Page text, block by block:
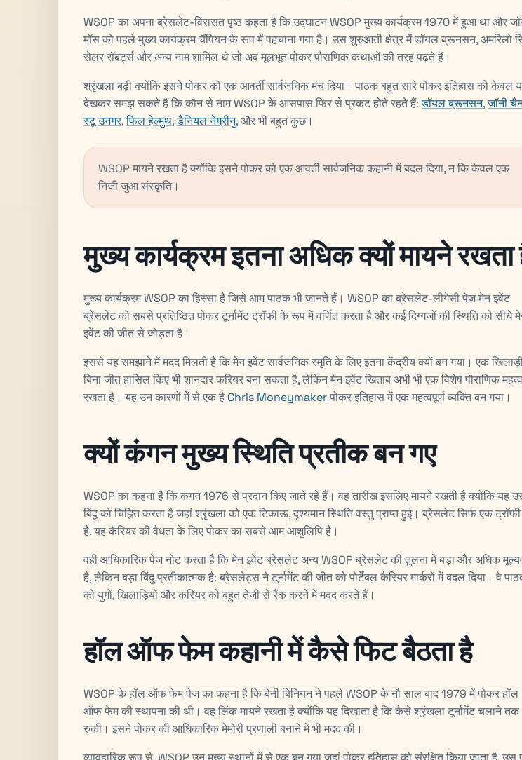
WSOP का अपना ब्रेसलेट-विरासत पृष्ठ कहता है कि उद्घाटन WSOP मुख्य कार्यक्रम 1970 में हुआ था और
मॉस को पहले मुख्य कार्यक्रम चैंपियन के रूप में पहचाना गया है। उस शुरुआती क्षेत्र में डॉयल ब्रूनसन, अमरिलो
सेलर रॉबर्ट्स और अन्य नाम शामिल थे जो अब मूलभूत पोकर पौराणिक कथाओं की तरह पढ़ते हैं।
श्रृंखला बढ़ी क्योंकि इसने पोकर को एक आवर्ती सार्वजनिक मंच दिया। पाठक बहुत सारे पोकर इतिहास को केवल
देखकर समझ सकते हैं कि कौन से नाम WSOP के आसपास फिर से प्रकट होते रहते हैं:डॉयल ब्रूनसन,जॉनी
स्टू उनगर,फिल हेल्मुथ,डैनियल नेग्रीनु, और भी बहुत कुछ।
WSOP मायने रखता है क्योंकि इसने पोकर को एक आवर्ती सार्वजनिक कहानी में बदल दिया, न कि केवल एक
निजी जुआ संस्कृति।
मुख्य कार्यक्रम इतना अधिक क्यों मायने रखता
मुख्य कार्यक्रम WSOP का हिस्सा है जिसे आम पाठक भी जानते हैं। WSOP का ब्रेसलेट-लीगेसी पेज मेन इवेंट
ब्रेसलेट को सबसे प्रतिष्ठित पोकर टूर्नामेंट ट्रॉफी के रूप में वर्णित करता है और कई दिग्गजों की स्थिति को सीधे
इवेंट की जीत से जोड़ता है।
इससे यह समझाने में मदद मिलती है कि मेन इवेंट सार्वजनिक स्मृति के लिए इतना केंद्रीय क्यों बन गया। एक
बिना जीत हासिल किए भी शानदार करियर बना सकता है, लेकिन मेन इवेंट खिताब अभी भी एक विशेष पौराणिक महत्व
रखता है। यह उन कारणों में से एक है Chris Moneymakerपोकर इतिहास में एक महत्वपूर्ण व्यक्ति बन गया।
क्यों कंगन मुख्य स्थिति प्रतीक बन गए
WSOP का कहना है कि कंगन 1976 से प्रदान किए जाते रहे हैं। वह तारीख इसलिए मायने रखती है क्योंकि यह
बिंदु को चिह्नित करता है जहां श्रृंखला को एक टिकाऊ, दृश्यमान स्थिति वस्तु प्राप्त हुई। ब्रेसलेट सिर्फ एक ट्रॉफी
है. यह कैरियर की वैधता के लिए पोकर का सबसे आम आशुलिपि है।
वही आधिकारिक पेज नोट करता है कि मेन इवेंट ब्रेसलेट अन्य WSOP ब्रेसलेट की तुलना में बड़ा और अधिक
है, लेकिन बड़ा बिंदु प्रतीकात्मक है: ब्रेसलेट्स ने टूर्नामेंट की जीत को पोर्टेबल कैरियर मार्करों में बदल दिया। वे
को युगों, खिलाड़ियों और करियर को बहुत तेजी से रैंक करने में मदद करते हैं।
हॉल ऑफ फेम कहानी में कैसे फिट बैठता है
WSOP के हॉल ऑफ फेम पेज का कहना है कि बेनी बिनियन ने पहले WSOP के नौ साल बाद 1979 में पोकर हॉल
ऑफ फेम की स्थापना की थी। वह लिंक मायने रखता है क्योंकि यह दिखाता है कि कैसे श्रृंखला टूर्नामेंट चलाने तक
रुकी। इसने पोकर की आधिकारिक मेमोरी प्रणाली बनाने में भी मदद की।